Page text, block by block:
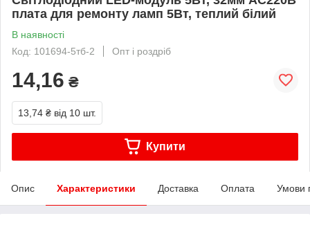
плата для ремонту ламп 5Вт, теплий білий
В наявності
Код: 101694-5тб-2
Опт і роздріб
14,16 ₴
13,74 ₴ від 10 шт.
Купити
Опис Характеристики Доставка Оплата Умови